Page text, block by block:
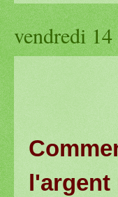
vendredi
l'argent